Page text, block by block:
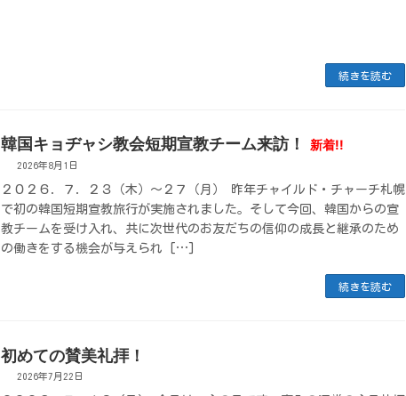
続きを読む
韓国キョヂャシ教会短期宣教チーム来訪！ 新着!!
2026年8月1日
２０２６．７．２３（木）〜２７（月） 昨年チャイルド・チャーチ札幌
で初の韓国短期宣教旅行が実施されました。そして今回、韓国からの宣
教チームを受け入れ、共に次世代のお友だちの信仰の成長と継承のため
の働きをする機会が与えられ […]
続きを読む
初めての賛美礼拝！
2026年7月22日